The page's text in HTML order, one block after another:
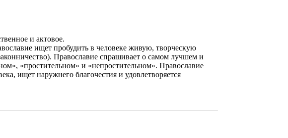
и актовое.
ищет пробудить в человеке живую, творческую
Православие спрашивает о самом лучшем и
«простительном» и «непростительном». Православие
ищет наружнего благочестия и удовлетворяется